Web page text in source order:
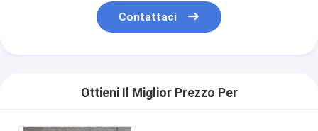
Contattaci
Ottieni Il Miglior Prezzo Per